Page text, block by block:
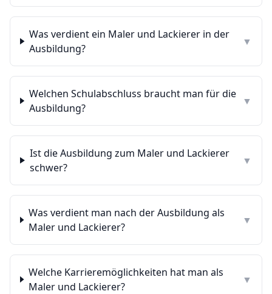
Was verdient ein Maler und Lackierer in der
Ausbildung?
▼
Welchen Schulabschluss braucht man für die
Ausbildung?
▼
Ist die Ausbildung zum Maler und Lackierer
schwer?
▼
Was verdient man nach der Ausbildung als
Maler und Lackierer?
▼
Welche Karrieremöglichkeiten hat man als
Maler und Lackierer?
▼